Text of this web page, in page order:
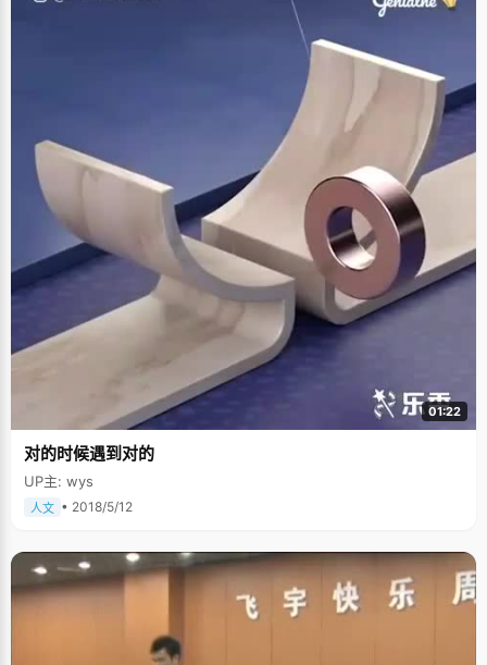
01:22
对的时候遇到对的
UP主: wys
人文 • 2018/5/12